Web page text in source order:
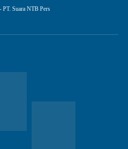
Suara NTB Pers